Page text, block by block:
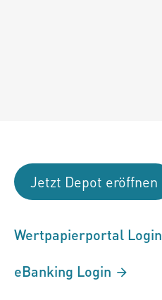
Jetzt Depot eröffnen
Wertpapierportal Login
eBanking Login